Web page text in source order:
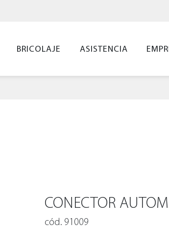
BRICOLAJE ASISTENCIA
CONECTOR
cód. 91009